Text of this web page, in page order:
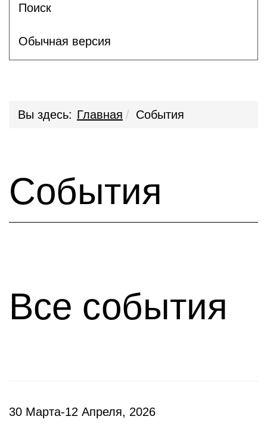
Поиск
Обычная версия
Вы здесь: Главная События
События
Все события
30 Марта-12 Апреля, 2026